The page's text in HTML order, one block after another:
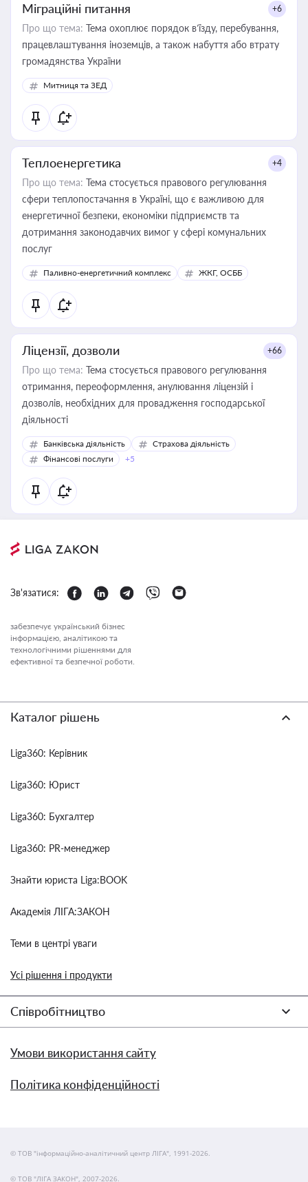
Міграційні питання +6
Про що тема: Тема охоплює порядок в’їзду, перебування,
працевлаштування іноземців, а також набуття або втрату
громадянства України
Митниця та ЗЕД
Теплоенергетика +4
Про що тема: Тема стосується правового регулювання
сфери теплопостачання в Україні, що є важливою для
енергетичної безпеки, економіки підприємств та
дотримання законодавчих вимог у сфері комунальних
послуг
Паливно-енергетичний комплекс ЖКГ, ОСББ
Ліцензії, дозволи +66
Про що тема: Тема стосується правового регулювання
отримання, переоформлення, анулювання ліцензій і
дозволів, необхідних для провадження господарської
діяльності
Банківська діяльність
Страхова діяльність
Фінансові послуги
+5
Зв'язатися:
забезпечує український бізнес
інформацією, аналітикою та
технологічними рішеннями для
ефективної та безпечної роботи.
Каталог рішень
Liga360: Керівник
Liga360: Юрист
Liga360: Бухгалтер
Liga360: PR-менеджер
Знайти юриста Liga:BOOK
Академія ЛІГА:ЗАКОН
Теми в центрі уваги
Усі рішення і продукти
Співробітництво
Умови використання сайту
Політика конфіденційності
© ТОВ "інформаційно-аналітичний центр ЛІГА", 1991-2026.
© ТОВ "ЛІГА ЗАКОН", 2007-2026.